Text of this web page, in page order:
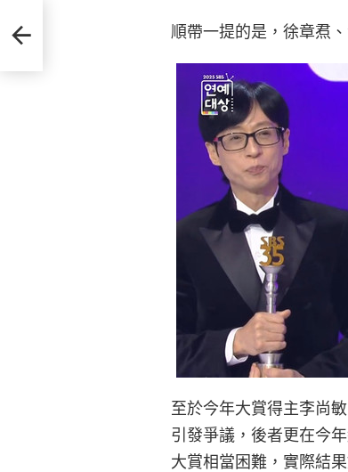
順帶一提的是，徐章焄
至於今年大賞得主李尚
引發爭議，後者更在今
大賞相當困難，實際結
獎